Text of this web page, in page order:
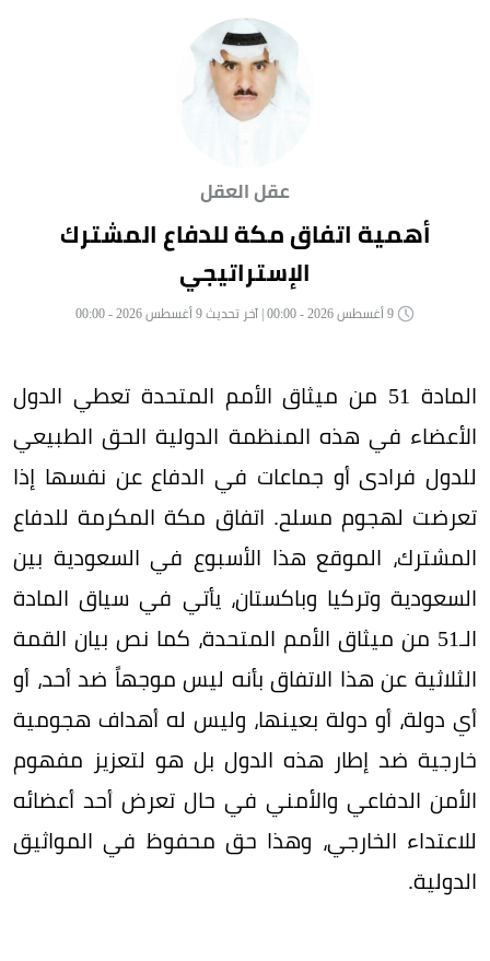
عقل العقل
أهمية اتفاق مكة للدفاع المشترك
الإستراتيجي
المادة 51 من ميثاق الأمم المتحدة تعطي الدول
الأعضاء في هذه المنظمة الدولية الحق الطبيعي
للدول فرادى أو جماعات في الدفاع عن نفسها إذا
تعرضت لهجوم مسلح. اتفاق مكة المكرمة للدفاع
المشترك، الموقع هذا الأسبوع في السعودية بين
السعودية وتركيا وباكستان، يأتي في سياق المادة
الـ51 من ميثاق الأمم المتحدة، كما نص بيان القمة
الثلاثية عن هذا الاتفاق بأنه ليس موجهاً ضد أحد، أو
أي دولة، أو دولة بعينها، وليس له أهداف هجومية
خارجية ضد إطار هذه الدول بل هو لتعزيز مفهوم
الأمن الدفاعي والأمني في حال تعرض أحد أعضائه
للاعتداء الخارجي، وهذا حق محفوظ في المواثيق
الدولية.